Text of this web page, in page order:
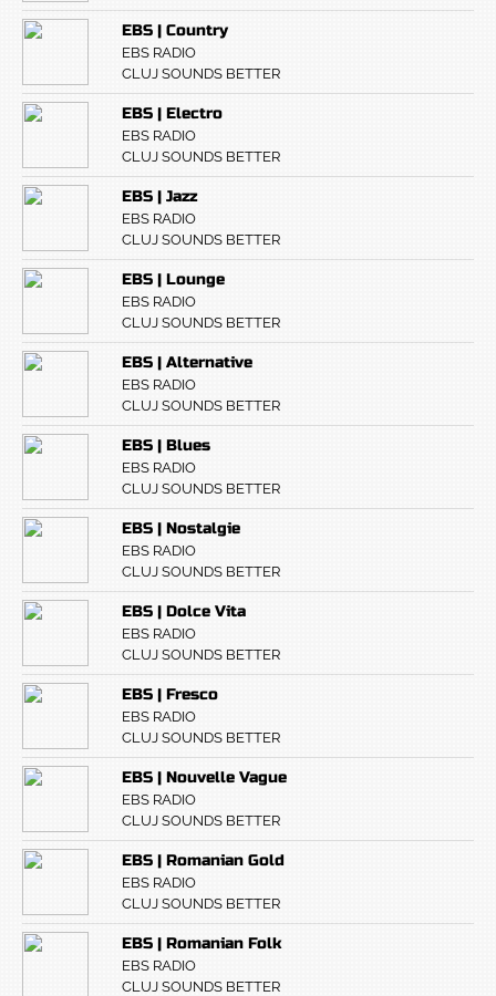
EBS | Country
EBS RADIO
CLUJ SOUNDS BETTER
EBS | Electro
EBS RADIO
CLUJ SOUNDS BETTER
EBS | Jazz
EBS RADIO
CLUJ SOUNDS BETTER
EBS | Lounge
EBS RADIO
CLUJ SOUNDS BETTER
EBS | Alternative
EBS RADIO
CLUJ SOUNDS BETTER
EBS | Blues
EBS RADIO
CLUJ SOUNDS BETTER
EBS | Nostalgie
EBS RADIO
CLUJ SOUNDS BETTER
EBS | Dolce Vita
EBS RADIO
CLUJ SOUNDS BETTER
EBS | Fresco
EBS RADIO
CLUJ SOUNDS BETTER
EBS | Nouvelle Vague
EBS RADIO
CLUJ SOUNDS BETTER
EBS | Romanian Gold
EBS RADIO
CLUJ SOUNDS BETTER
EBS | Romanian Folk
EBS RADIO
CLUJ SOUNDS BETTER